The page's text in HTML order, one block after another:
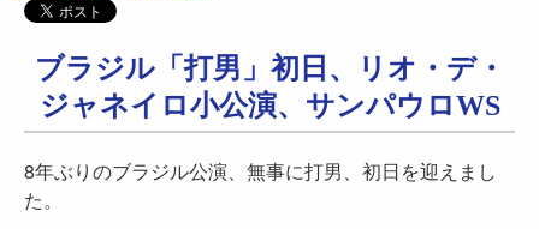
ブラジル「打男」初日、リオ・デ・
ジャネイロ小公演、サンパウロWS
8年ぶりのブラジル公演、無事に打男、初日を迎えまし
た。